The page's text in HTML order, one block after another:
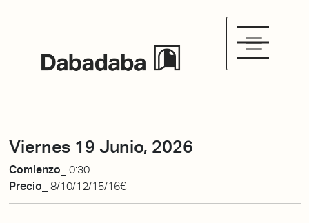
Viernes 19 Junio, 2026
Comienzo_ 0:30
Precio_ 8/10/12/15/16€